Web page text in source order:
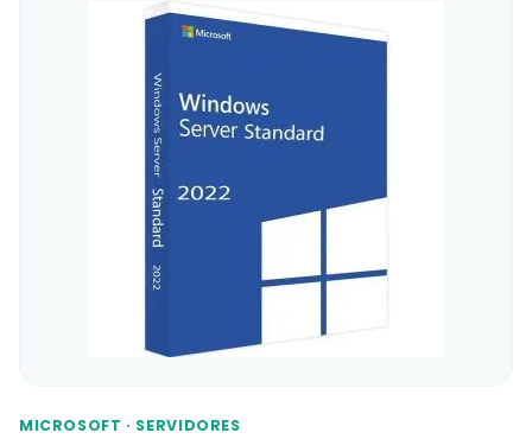
MICROSOFT · SERVIDORES